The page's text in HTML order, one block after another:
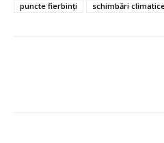
puncte fierbinți
schimbări